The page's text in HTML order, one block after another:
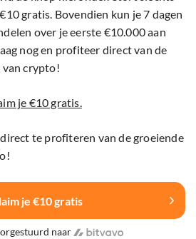
gratis. Bovendien kun je 7 dagen
over je eerste €10.000 aan
nog en profiteer direct van de
crypto!
je €10 gratis.
te profiteren van de groeiende
je €10 gratis
naar